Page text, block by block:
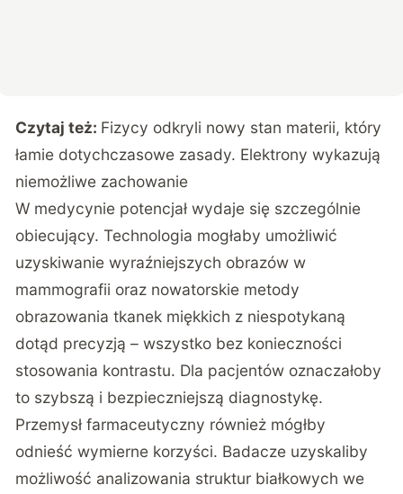
Czytaj też: Fizycy odkryli nowy stan materii, który
łamie dotychczasowe zasady. Elektrony wykazują
niemożliwe zachowanie
W medycynie potencjał wydaje się szczególnie
obiecujący. Technologia mogłaby umożliwić
uzyskiwanie wyraźniejszych obrazów w
mammografii oraz nowatorskie metody
obrazowania tkanek miękkich z niespotykaną
dotąd precyzją – wszystko bez konieczności
stosowania kontrastu. Dla pacjentów oznaczałoby
to szybszą i bezpieczniejszą diagnostykę.
Przemysł farmaceutyczny również mógłby
odnieść wymierne korzyści. Badacze uzyskaliby
możliwość analizowania struktur białkowych we